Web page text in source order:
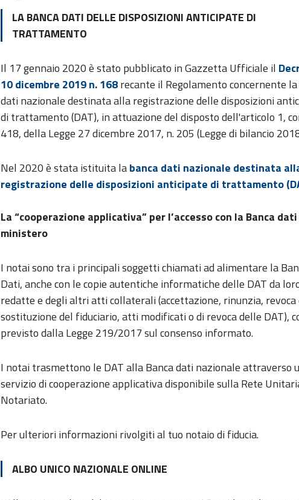
LA BANCA DATI DELLE DISPOSIZIONI ANTICIPATE DI
TRATTAMENTO
Il 17 gennaio 2020 è stato pubblicato in Gazzetta Ufficiale il
10 dicembre 2019 n. 168recante il Regolamento concernente
dati nazionale destinata alla registrazione delle disposizioni
di trattamento (DAT), in attuazione del disposto dell'articolo 1,
418, della Legge 27 dicembre 2017, n. 205 (Legge di bilancio
Nel 2020 è stata istituita labanca dati nazionale destinata
registrazione delle disposizioni anticipate di trattamento
La “cooperazione applicativa” per l’accesso con la Banca
ministero
I notai sono tra i principali soggetti chiamati ad alimentare la
Dati, anche con le copie autentiche informatiche delle DAT da
redatte e degli altri atti collaterali (accettazione, rinunzia, revoca
sostituzione del fiduciario, atti modificati o di revoca delle DAT),
previsto dalla Legge 219/2017 sul consenso informato.
I notai trasmettono le DAT alla Banca dati nazionale attraverso
servizio di cooperazione applicativa disponibile sulla Rete
Notariato.
Per ulteriori informazioni rivolgiti al tuo notaio di fiducia.
ALBO UNICO NAZIONALE ONLINE